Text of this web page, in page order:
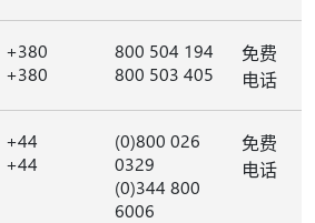
+380
+380
800 504 194
800 503 405
免费
电话
+44
+44
(0)800 026
0329
(0)344 800
6006
免费
电话